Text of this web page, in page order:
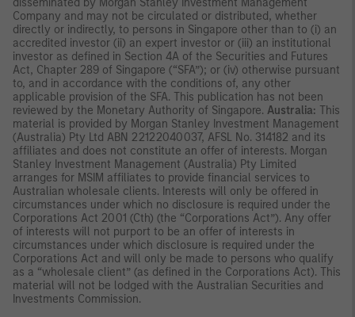
disseminated by Morgan Stanley Investment Management
Company and may not be circulated or distributed, whether
directly or indirectly, to persons in Singapore other than to (i) an
accredited investor (ii) an expert investor or (iii) an institutional
investor as defined in Section 4A of the Securities and Futures
Act, Chapter 289 of Singapore (“SFA”); or (iv) otherwise pursuant
to, and in accordance with the conditions of, any other
applicable provision of the SFA. This publication has not been
reviewed by the Monetary Authority of Singapore. Australia: This
material is provided by Morgan Stanley Investment Management
(Australia) Pty Ltd ABN 22122040037, AFSL No. 314182 and its
affiliates and does not constitute an offer of interests. Morgan
Stanley Investment Management (Australia) Pty Limited
arranges for MSIM affiliates to provide financial services to
Australian wholesale clients. Interests will only be offered in
circumstances under which no disclosure is required under the
Corporations Act 2001 (Cth) (the “Corporations Act”). Any offer
of interests will not purport to be an offer of interests in
circumstances under which disclosure is required under the
Corporations Act and will only be made to persons who qualify
as a “wholesale client” (as defined in the Corporations Act). This
material will not be lodged with the Australian Securities and
Investments Commission.